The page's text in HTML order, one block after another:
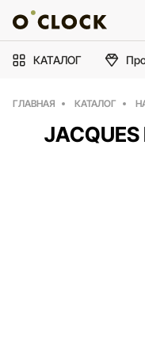
КАТАЛОГ
ГЛАВНАЯ КАТАЛОГ
JACQUES